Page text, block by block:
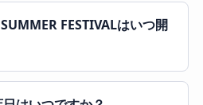
FESTIVALはいつ開